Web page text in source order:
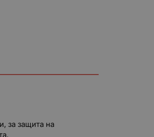
за защита на